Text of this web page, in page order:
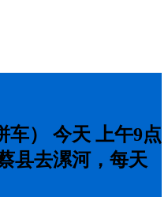
车） 今天 上午9点
县去漯河，每天